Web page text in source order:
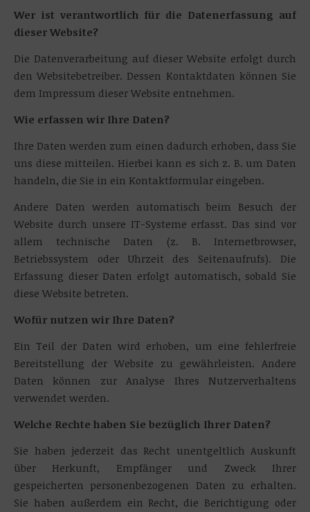
Wer ist verantwortlich für die Datenerfassung auf
dieser Website?
Die Datenverarbeitung auf dieser Website erfolgt durch
den Websitebetreiber. Dessen Kontaktdaten können Sie
dem Impressum dieser Website entnehmen.
Wie erfassen wir Ihre Daten?
Ihre Daten werden zum einen dadurch erhoben, dass Sie
uns diese mitteilen. Hierbei kann es sich z. B. um Daten
handeln, die Sie in ein Kontaktformular eingeben.
Andere Daten werden automatisch beim Besuch der
Website durch unsere IT-Systeme erfasst. Das sind vor
allem technische Daten (z. B. Internetbrowser,
Betriebssystem oder Uhrzeit des Seitenaufrufs). Die
Erfassung dieser Daten erfolgt automatisch, sobald Sie
diese Website betreten.
Wofür nutzen wir Ihre Daten?
Ein Teil der Daten wird erhoben, um eine fehlerfreie
Bereitstellung der Website zu gewährleisten. Andere
Daten können zur Analyse Ihres Nutzerverhaltens
verwendet werden.
Welche Rechte haben Sie bezüglich Ihrer Daten?
Sie haben jederzeit das Recht unentgeltlich Auskunft
über Herkunft, Empfänger und Zweck Ihrer
gespeicherten personenbezogenen Daten zu erhalten.
Sie haben außerdem ein Recht, die Berichtigung oder